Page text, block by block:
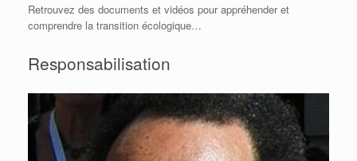
Retrouvez des documents et vidéos pour appréhender et
comprendre la transition écologique…
Responsabilisation